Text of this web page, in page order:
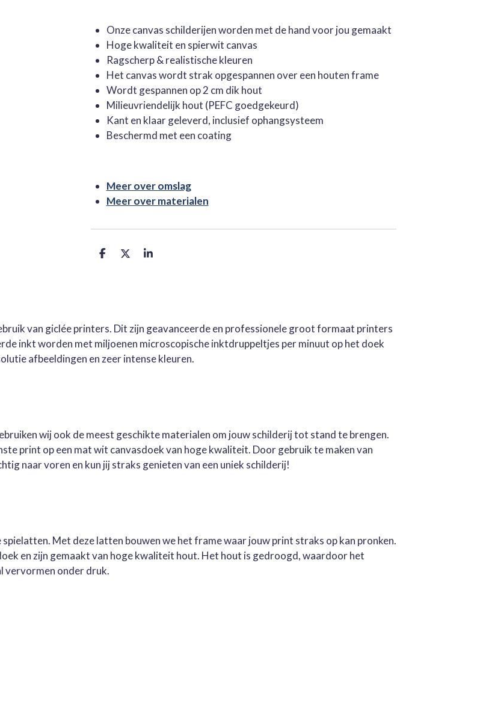
Onze canvas schilderijen worden met de hand voor jou gemaakt
Hoge kwaliteit en spierwit canvas
Ragscherp & realistische kleuren
Het canvas wordt strak opgespannen over een houten frame
Wordt gespannen op 2 cm dik hout
Milieuvriendelijk hout (PEFC goedgekeurd)
Kant en klaar geleverd, inclusief ophangsysteem
Beschermd met een coating
Meer over omslag
Meer over materialen
D
D
S
van giclée printers. Dit zijn geavanceerde en professionele groot formaat printers
inkt worden met miljoenen microscopische inktdruppeltjes per minuut op het doek
afbeeldingen en zeer intense kleuren.
wij ook de meest geschikte materialen om jouw schilderij tot stand te brengen.
print op een mat wit canvasdoek van hoge kwaliteit. Door gebruik te maken van
naar voren en kun jij straks genieten van een uniek schilderij!
Met deze latten bouwen we het frame waar jouw print straks op kan pronken.
en zijn gemaakt van hoge kwaliteit hout. Het hout is gedroogd, waardoor het
vervormen onder druk.